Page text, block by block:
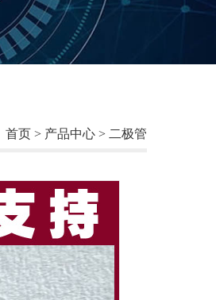
首页 > 产品中心 > 二极管